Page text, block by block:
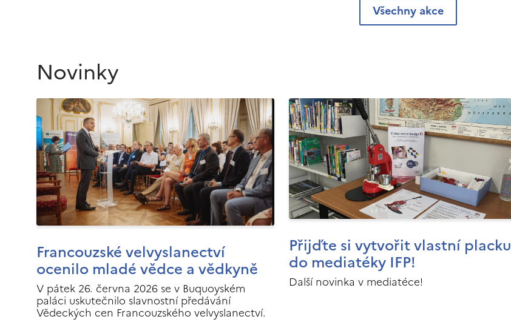
Všechny akce
Novinky
Francouzské velvyslanectví
ocenilo mladé vědce a vědkyně
V pátek 26. června 2026 se v Buquoyském
paláci uskutečnilo slavnostní předávání
Vědeckých cen Francouzského velvyslanectví.
Přijďte si vytvořit vlastní placku
do mediatéky IFP!
Další novinka v mediatéce!